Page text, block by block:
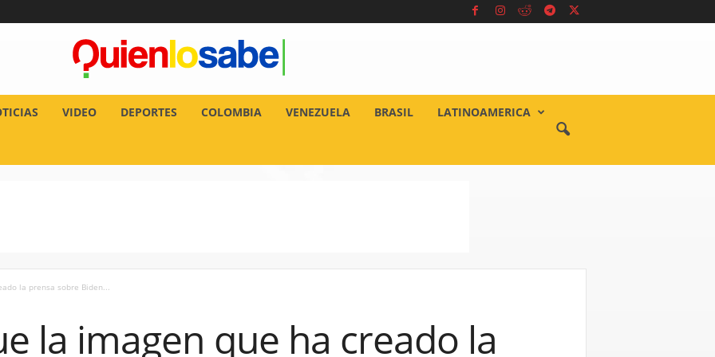
VIDEO DEPORTES COLOMBIA VENEZUELA BRASIL LATINOAMERICA
la prensa sobre Biden...
la imagen que ha creado la